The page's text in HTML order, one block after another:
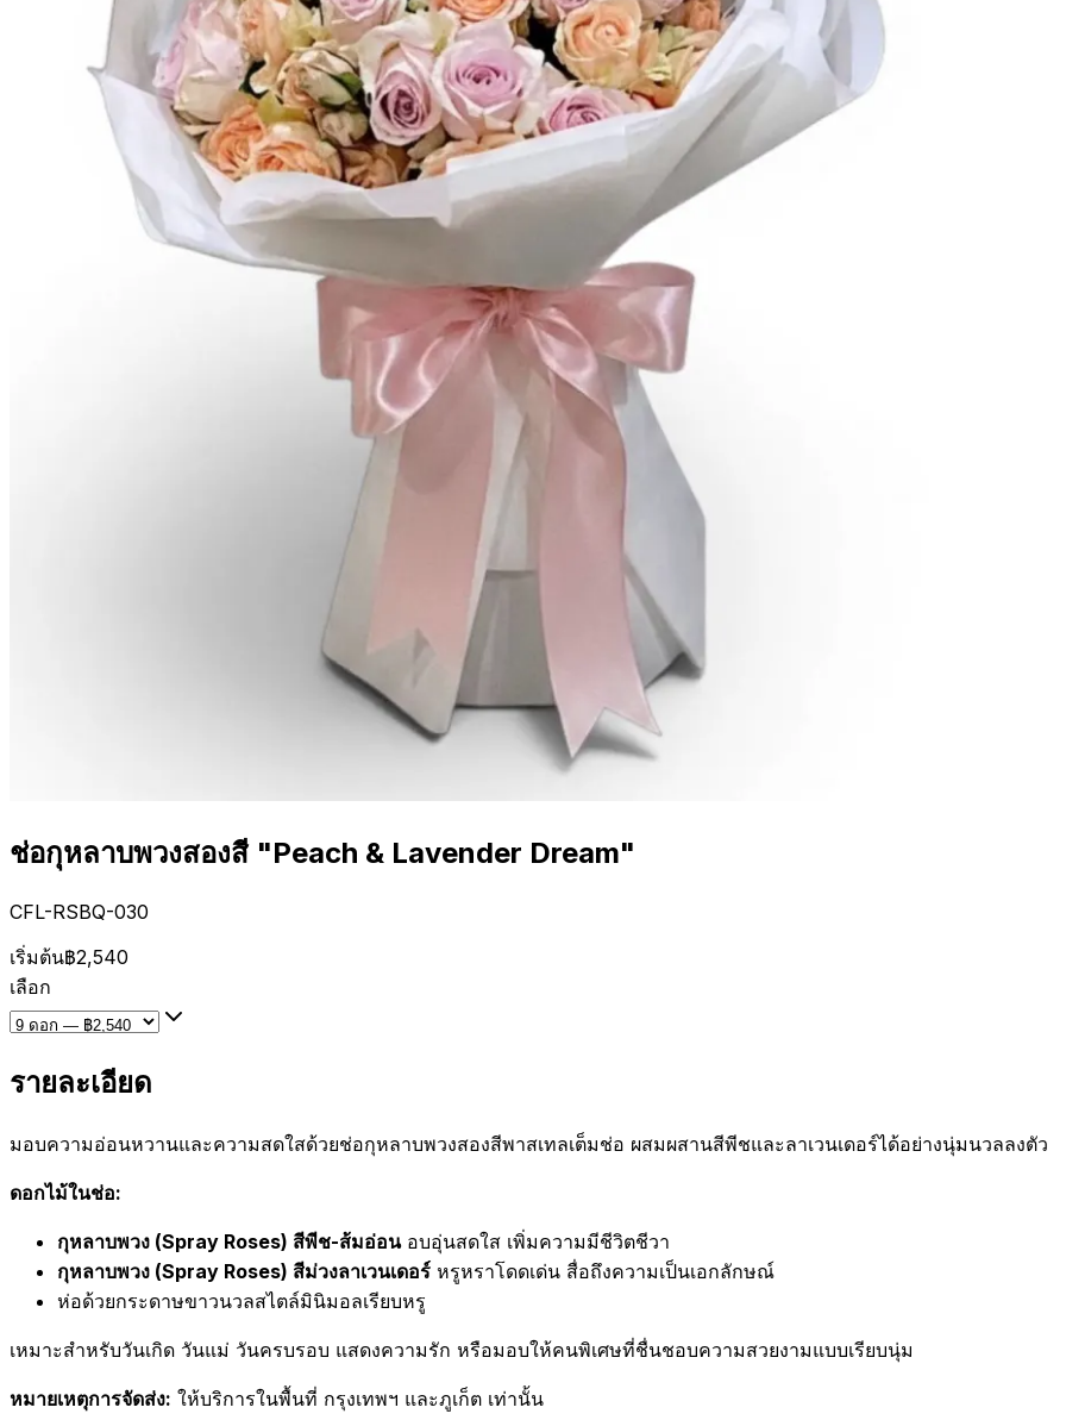
ช่อกุหลาบพวงสองสี "Peach & Lavender Dream"
CFL-RSBQ-030
เริ่มต้น฿2,540
เลือก
รายละเอียด
มอบความอ่อนหวานและความสดใสด้วยช่อกุหลาบพวงสองสีพาสเทลเต็มช่อ ผสมผสานสีพีชและลาเวนเดอร์ได้อย่างนุ่มนวลลงตัว
ดอกไม้ในช่อ:
กุหลาบพวง (Spray Roses) สีพีช-ส้มอ่อนอบอุ่นสดใส เพิ่มความมีชีวิตชีวา
กุหลาบพวง (Spray Roses) สีม่วงลาเวนเดอร์ หรูหราโดดเด่น สื่อถึงความเป็นเอกลักษณ์
ห่อด้วยกระดาษขาวนวลสไตล์มินิมอลเรียบหรู
เหมาะสำหรับวันเกิด วันแม่ วันครบรอบ แสดงความรัก หรือมอบให้คนพิเศษที่ชื่นชอบความสวยงามแบบเรียบนุ่ม
หมายเหตุการจัดส่ง: ให้บริการในพื้นที่ กรุงเทพฯ และภูเก็ต เท่านั้น